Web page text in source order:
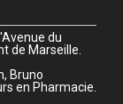
du
de Marseille.
Bruno
en Pharmacie.